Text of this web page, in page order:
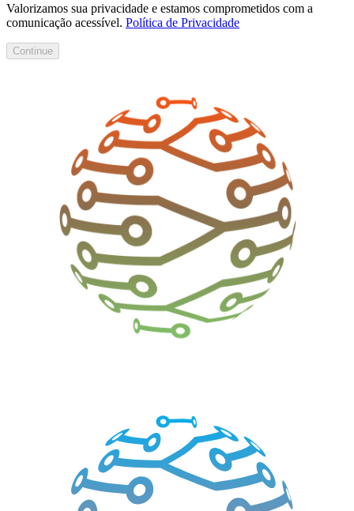
Valorizamos sua privacidade e estamos comprometidos com a
comunicação acessível. Política de Privacidade
Continue